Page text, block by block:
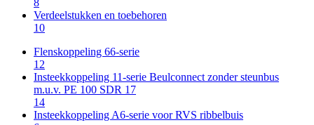
8
Verdeelstukken en toebehoren
10
Flenskoppeling 66-serie
12
Insteekkoppeling 11-serie Beulconnect zonder steunbus
m.u.v. PE 100 SDR 17
14
Insteekkoppeling A6-serie voor RVS ribbelbuis